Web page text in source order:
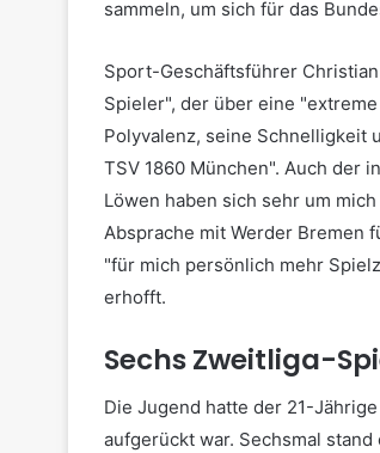
sammeln, um sich für das
Sport-Geschäftsführer
Spieler", der über eine
Polyvalenz, seine Schnelligkeit
TSV 1860 München". Auch der
Löwen haben sich sehr um
Absprache mit Werder Bremen
"für mich persönlich mehr
erhofft.
Sechs Zweitliga-
Die Jugend hatte der 21-
aufgerückt war. Sechsmal